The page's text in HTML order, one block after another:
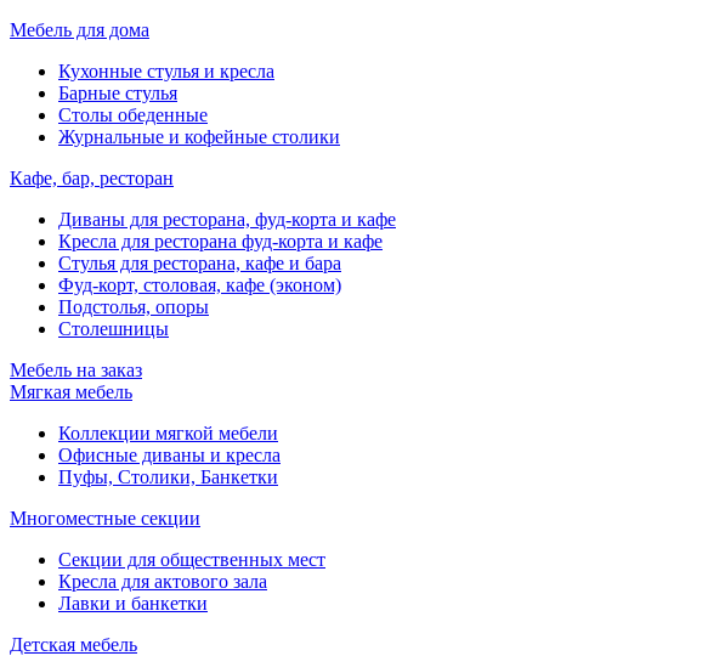
Мебель для дома
Кухонные стулья и кресла
Барные стулья
Столы обеденные
Журнальные и кофейные столики
Кафе, бар, ресторан
Диваны для ресторана, фуд-корта и кафе
Кресла для ресторана фуд-корта и кафе
Стулья для ресторана, кафе и бара
Фуд-корт, столовая, кафе (эконом)
Подстолья, опоры
Столешницы
Мебель на заказ
Мягкая мебель
Коллекции мягкой мебели
Офисные диваны и кресла
Пуфы, Столики, Банкетки
Многоместные секции
Секции для общественных мест
Кресла для актового зала
Лавки и банкетки
Детская мебель